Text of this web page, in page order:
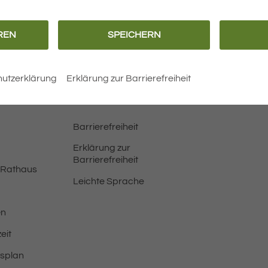
Barrierefreiheit
Erklärung zur
Barrierefreiheit
Leichte Sprache
SPEICHERN
Erklärung zur Barrierefreiheit